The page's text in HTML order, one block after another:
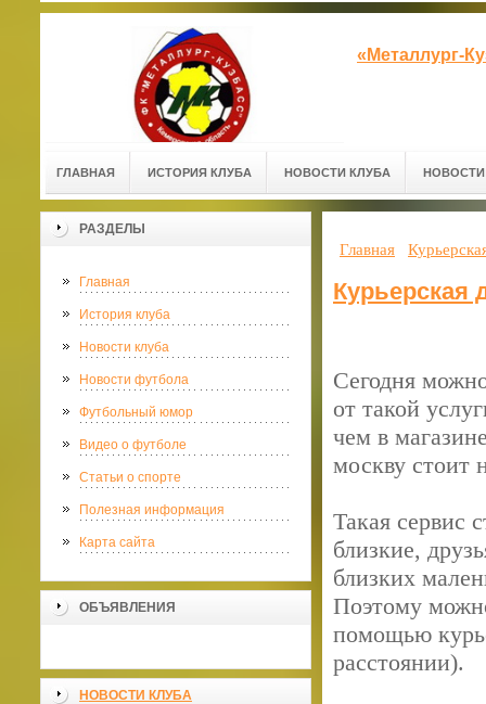
«Металлург-
ГЛАВНАЯ ИСТОРИЯ КЛУБА НОВОСТИ КЛУБА
РАЗДЕЛЫ
Главная
История клуба
Новости клуба
Новости футбола
Футбольный юмор
Видео о футболе
Статьи о спорте
Полезная информация
Карта сайта
ОБЪЯВЛЕНИЯ
НОВОСТИ КЛУБА
Главная
Курьерская
Сегодня
от такой
чем в
москву стоит
Такая сервис
близкие,
близких
Поэтому
помощью
расстоянии).